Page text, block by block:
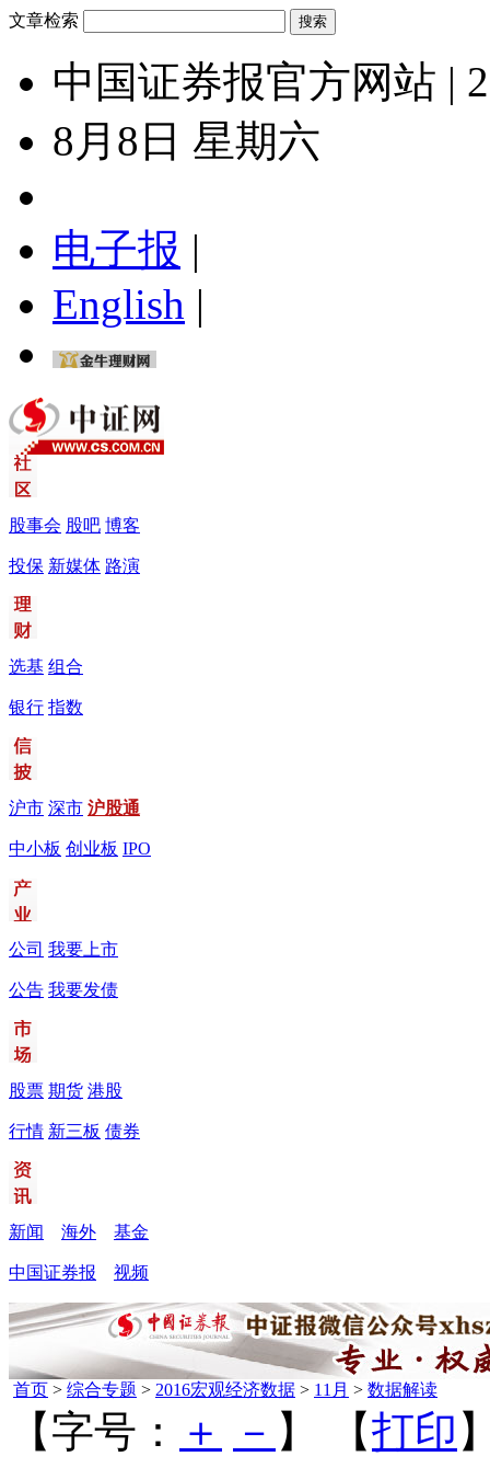
文章检索
中国证券报官方网站 |
8月8日 星期六
电子报 |
English |
股事会 股吧 博客
投保 新媒体 路演
选基 组合
银行 指数
沪市 深市 沪股通
中小板 创业板 IPO
公司 我要上市
公告 我要发债
股票 期货 港股
行情 新三板 债券
新闻 海外 基金
中国证券报 视频
首页 > 综合专题 > 2016宏观经济数据 > 11月 > 数据解读
【字号： ＋ － 】 【打印